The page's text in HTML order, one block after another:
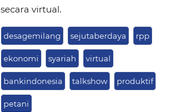
secara virtual.
desagemilang sejutaberdaya rpp
ekonomi syariah virtual
bankindonesia talkshow produktif
petani